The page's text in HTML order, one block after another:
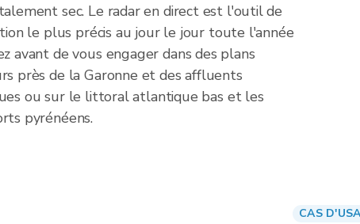
sec. Le radar en direct est l'outil de
le plus précis au jour le jour toute l'année
avant de vous engager dans des plans
près de la Garonne et des affluents
ou sur le littoral atlantique bas et les
pyrénéens.
CAS